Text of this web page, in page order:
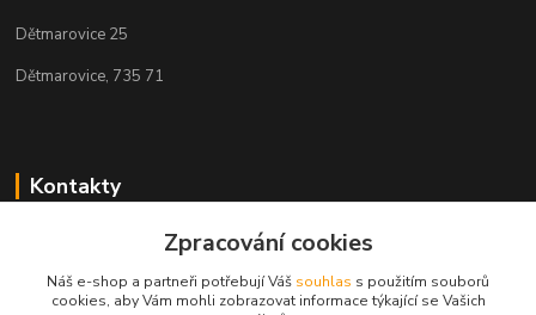
Dětmarovice 25
Dětmarovice, 735 71
Kontakty
+420 731 444 327
obchod@volak.net
Zpracování cookies
Náš e-shop a partneři potřebují Váš souhlas s použitím souborů
cookies, aby Vám mohli zobrazovat informace týkající se Vašich